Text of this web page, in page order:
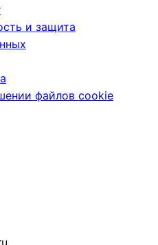
и защита
файлов cookie